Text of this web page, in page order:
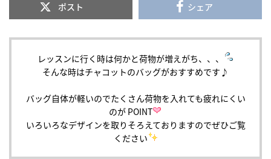
ポスト シェア
レッスンに行く時は何かと荷物が増えがち、、、
そんな時はチャコットのバッグがおすすめです♪
バッグ自体が軽いのでたくさん荷物を入れても疲れにくい
のが POINT
いろいろなデザインを取りそろえておりますのでぜひご覧
ください